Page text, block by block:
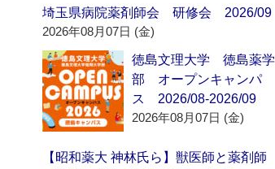
埼玉県病院薬剤師会 研修会 2026/09
2026年08月07日 (金)
徳島文理大学 徳島薬学
部 オープンキャンパ
ス 2026/08-2026/09
2026年08月07日 (金)
【昭和薬大 神林氏ら】獣医師と薬剤師